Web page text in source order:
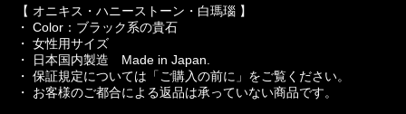
【 オニキス・ハニーストーン・白瑪瑙 】
・ Color：ブラック系の貴石
・ 女性用サイズ
・ 日本国内製造 Made in Japan.
・ 保証規定については「ご購入の前に」をご覧ください。
・ お客様のご都合による返品は承っていない商品です。